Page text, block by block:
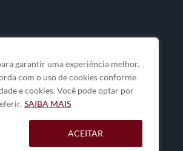
garantir uma experiência melhor.
com o uso de cookies conforme
e cookies. Você pode optar por
SAIBA MAIS
ACEITAR